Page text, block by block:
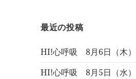
最近の投稿
HI!心呼吸 8月6日（木）
HI!心呼吸 8月5日（水）